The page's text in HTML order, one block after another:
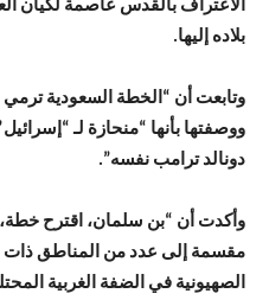
الاعتراف بالقدس عاصمة لكيان
بلاده إليها.
وتابعت أن “الخطة السعودية ترمي
ووصفتها بأنها “منحازة لـ
دونالد ترامب نفسه”.
وأكدت أن “بن سلمان، اقترح خطة،
مقسمة إلى عدد من المناطق ذات
الصهيونية في الضفة الغربية